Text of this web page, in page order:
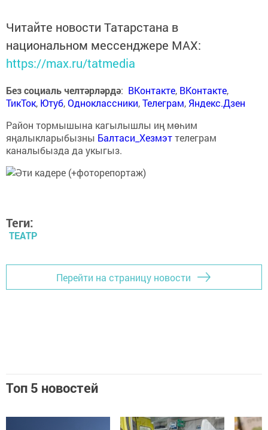
Читайте новости Татарстана в
национальном мессенджере MАХ:
https://max.ru/tatmedia
Без социаль челтәрләрдә: ВКонтакте, ВКонтакте,
ТикТок, Ютуб,Одноклассники,Телеграм, Яндекс.Дзен
Район тормышына кагылышлы иң мөһим
яңалыкларыбызны Балтаси_Хезмэттелеграм
каналыбызда да укыгыз.
Теги:
ТЕАТР
Перейти на страницу новости
Топ 5 новостей